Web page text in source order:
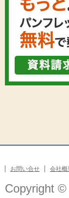
お問い合せ 会社概
Copyright ©